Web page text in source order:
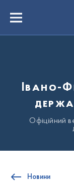
вмістуMenu
Івано-
Офіційний
Новини